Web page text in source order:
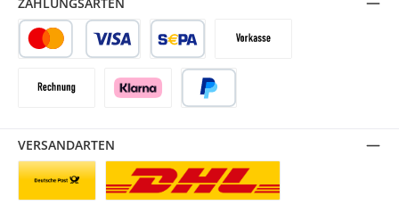
VERSANDARTEN
SEPA LastschriftVorkasse